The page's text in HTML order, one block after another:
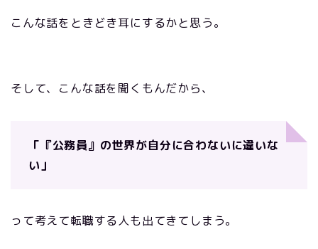
こんな話をときどき耳にするかと思う。
そして、こんな話を聞くもんだから、
「『公務員』の世界が自分に合わないに違いな
い」
って考えて転職する人も出てきてしまう。